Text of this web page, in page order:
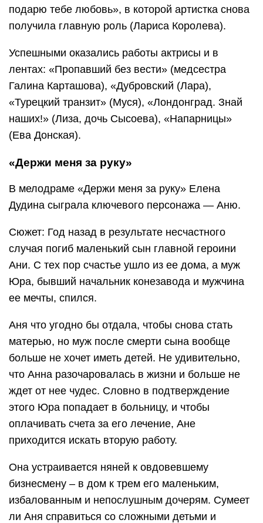
подарю тебе любовь», в которой артистка снова
получила главную роль (Лариса Королева).
Успешными оказались работы актрисы и в
лентах: «Пропавший без вести» (медсестра
Галина Карташова), «Дубровский (Лара),
«Турецкий транзит» (Муся), «Лондонград. Знай
наших!» (Лиза, дочь Сысоева), «Напарницы»
(Ева Донская).
«Держи меня за руку»
В мелодраме «Держи меня за руку» Елена
Дудина сыграла ключевого персонажа — Аню.
Сюжет: Год назад в результате несчастного
случая погиб маленький сын главной героини
Ани. С тех пор счастье ушло из ее дома, а муж
Юра, бывший начальник конезавода и мужчина
ее мечты, спился.
Аня что угодно бы отдала, чтобы снова стать
матерью, но муж после смерти сына вообще
больше не хочет иметь детей. Не удивительно,
что Анна разочаровалась в жизни и больше не
ждет от нее чудес. Словно в подтверждение
этого Юра попадает в больницу, и чтобы
оплачивать счета за его лечение, Ане
приходится искать вторую работу.
Она устраивается няней к овдовевшему
бизнесмену – в дом к трем его маленьким,
избалованным и непослушным дочерям. Сумеет
ли Аня справиться со сложными детьми и